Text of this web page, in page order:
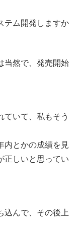
テム開発しますか
当然で、発売開始
ていて、私もそう
内とかの成績を見
正しいと思ってい
込んで、その後上